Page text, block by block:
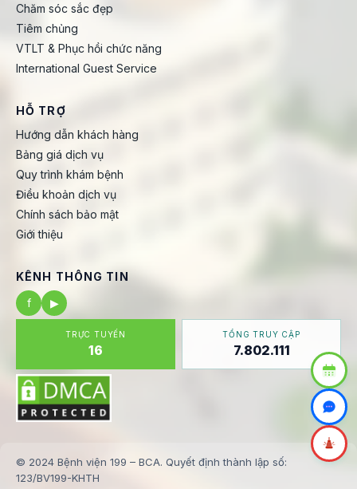
Chăm sóc sắc đẹp
Tiêm chủng
VTLT & Phục hồi chức năng
International Guest Service
HỖ TRỢ
Hướng dẫn khách hàng
Bảng giá dịch vụ
Quy trình khám bệnh
Điều khoản dịch vụ
Chính sách bảo mật
Giới thiệu
KÊNH THÔNG TIN
f
▶
TRỰC TUYẾN
16
TỔNG TRUY CẬP
7.802.111
© 2024 Bệnh viện 199 – BCA. Quyết định thành lập số:
123/BV199-KHTH